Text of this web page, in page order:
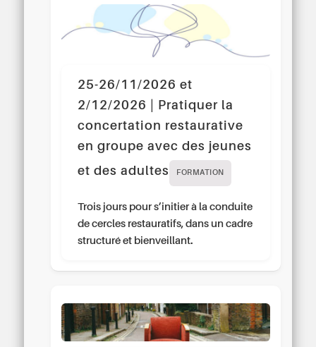
25-26/11/2026 et
2/12/2026 | Pratiquer la
concertation restaurative
en groupe avec des jeunes
et des adultes
FORMATION
Trois jours pour s’initier à la conduite
de cercles restauratifs, dans un cadre
structuré et bienveillant.